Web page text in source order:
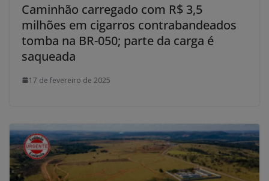
Caminhão carregado com R$ 3,5
milhões em cigarros contrabandeados
tomba na BR-050; parte da carga é
saqueada
17 de fevereiro de 2025